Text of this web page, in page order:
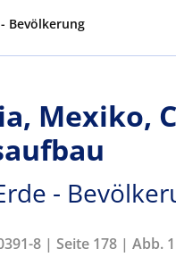
Bevölkerung
Mexiko,
-
8 | Seite 178 | Abb. 1